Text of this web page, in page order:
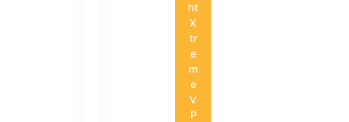
ht
X
tr
e
m
e
V
P